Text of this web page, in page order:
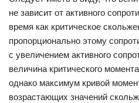
не зависит от активного
время как критическое
пропорционально этому
с увеличением активного
величина критического
однако максимум кривой
возрастающих значений